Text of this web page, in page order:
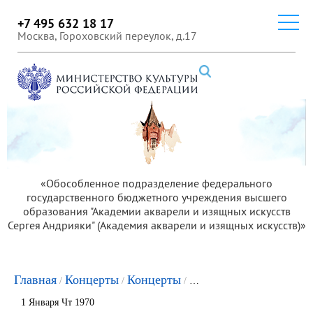
«Обособленное подразделение федерального
государственного бюджетного учреждения высшего
образования "Академии акварели и изящных искусств
Сергея Андрияки" (Академия акварели и изящных искусств)»
+7 495 632 18 17
Москва, Гороховский переулок, д.17
Главная / Концерты / Концерты / Концерт из цикла
1 Января Чт 1970